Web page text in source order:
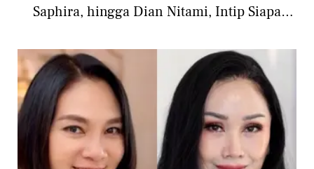
Saphira, hingga Dian Nitami, Intip Siapa